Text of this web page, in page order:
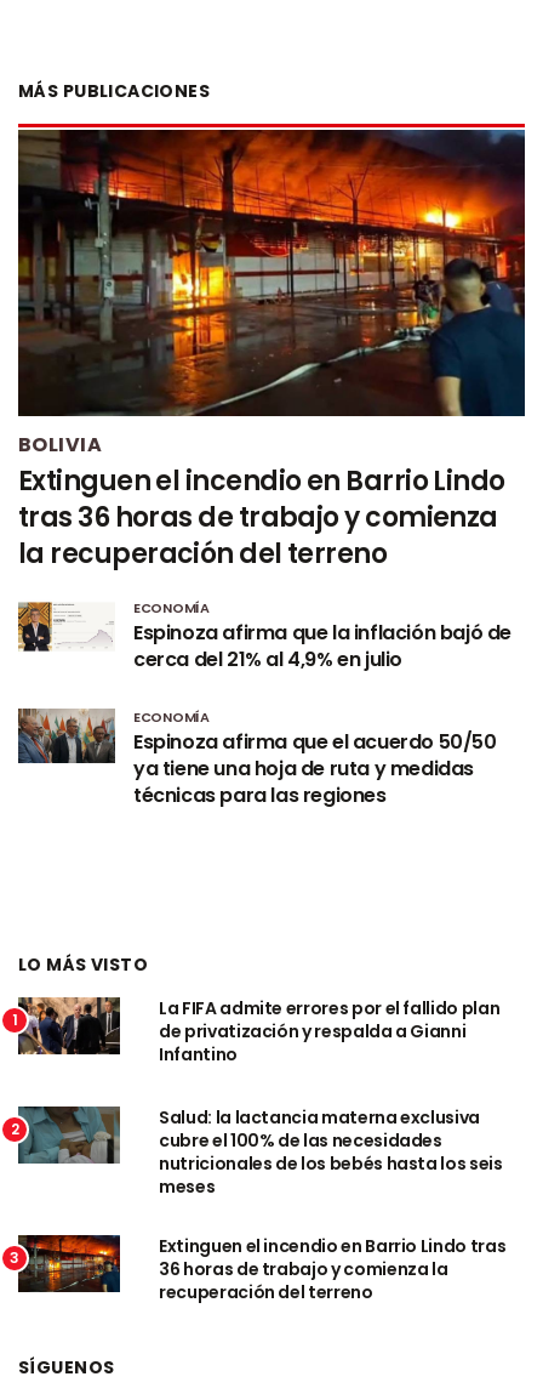
MÁS PUBLICACIONES
BOLIVIA
Extinguen el incendio en Barrio Lindo
tras 36 horas de trabajo y comienza
la recuperación del terreno
ECONOMÍA
Espinoza afirma que la inflación bajó de
cerca del 21% al 4,9% en julio
ECONOMÍA
Espinoza afirma que el acuerdo 50/50
ya tiene una hoja de ruta y medidas
técnicas para las regiones
LO MÁS VISTO
1
La FIFA admite errores por el fallido plan
de privatización y respalda a Gianni
Infantino
2
Salud: la lactancia materna exclusiva
cubre el 100% de las necesidades
nutricionales de los bebés hasta los seis
meses
3
Extinguen el incendio en Barrio Lindo tras
36 horas de trabajo y comienza la
recuperación del terreno
SÍGUENOS